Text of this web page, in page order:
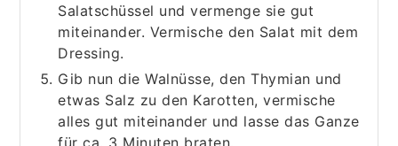
Salatschüssel und vermenge sie gut
miteinander. Vermische den Salat mit dem
Dressing.
Gib nun die Walnüsse, den Thymian und
etwas Salz zu den Karotten, vermische
alles gut miteinander und lasse das Ganze